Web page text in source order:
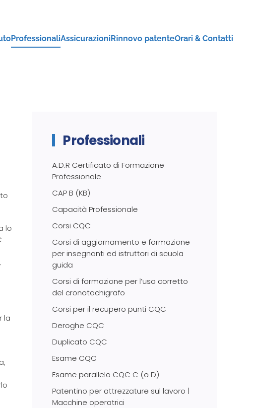
ProfessionaliAssicurazioniRinnovo patenteOrari & Contatti
lo
la
Professionali
A.D.R Certificato di Formazione
Professionale
CAP B (KB)
Capacità Professionale
Corsi CQC
Corsi di aggiornamento e formazione
per insegnanti ed istruttori di scuola
guida
Corsi di formazione per l’uso corretto
del cronotachigrafo
Corsi per il recupero punti CQC
Deroghe CQC
Duplicato CQC
Esame CQC
Esame parallelo CQC C (o D)
Patentino per attrezzature sul lavoro |
Macchine operatrici